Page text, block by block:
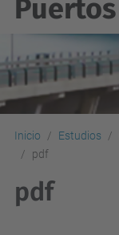
Puertos
Inicio Estudios
pdf
pdf